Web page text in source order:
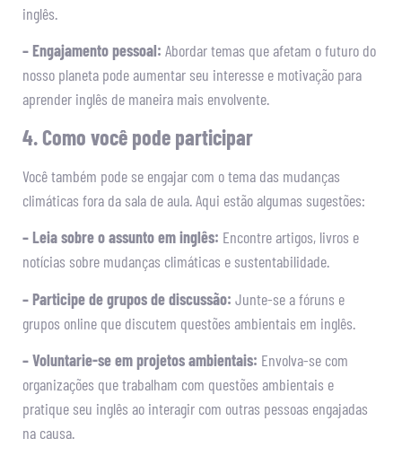
inglês.
– Engajamento pessoal: Abordar temas que afetam o futuro do
nosso planeta pode aumentar seu interesse e motivação para
aprender inglês de maneira mais envolvente.
4. Como você pode participar
Você também pode se engajar com o tema das mudanças
climáticas fora da sala de aula. Aqui estão algumas sugestões:
– Leia sobre o assunto em inglês: Encontre artigos, livros e
notícias sobre mudanças climáticas e sustentabilidade.
– Participe de grupos de discussão: Junte-se a fóruns e
grupos online que discutem questões ambientais em inglês.
– Voluntarie-se em projetos ambientais: Envolva-se com
organizações que trabalham com questões ambientais e
pratique seu inglês ao interagir com outras pessoas engajadas
na causa.